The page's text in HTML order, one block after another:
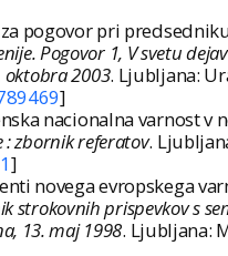
za pogovor pri
Pogovor 1, V svetu
oktobra 2003. Ljubljana:
]
nacionalna varnost
: zbornik referatov.
]
novega evropskega
strokovnih prispevkov s
13. maj 1998. Ljubljana: